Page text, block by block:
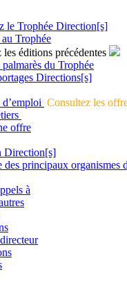
le Trophée Direction[s]
Trophée
les éditions précédentes
palmarès du Trophée
Directions[s]
Consultez les
offre
Direction[s]
des principaux organismes
à